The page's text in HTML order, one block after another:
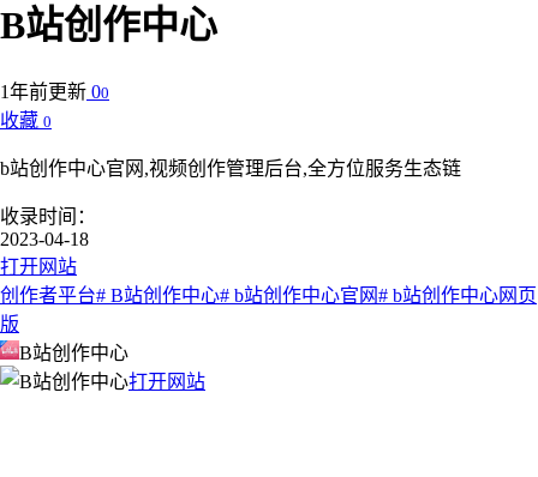
B站创作中心
1年前更新 00
收藏 0
b站创作中心官网,视频创作管理后台,全方位服务生态链
收录时间：
2023-04-18
打开网站
创作者平台# B站创作中心# b站创作中心官网# b站创作中心网页
版
B站创作中心
打开网站